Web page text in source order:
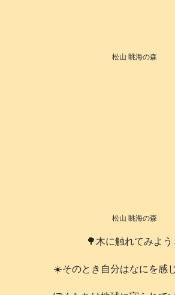
松山 眺海の森
松山 眺海の森
🌳木に触れてみよう
☀️そのとき自分はなにを感